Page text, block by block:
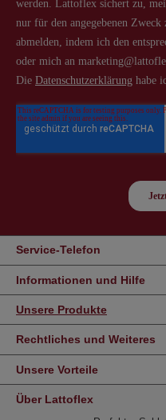
Service-Telefon
Informationen und Hilfe
Unsere Produkte
Rechtliches und Weiteres
Unsere Vorteile
Über Lattoflex